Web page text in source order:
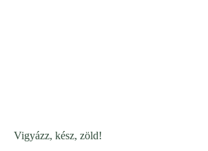
Vigyázz, kész, zöld!